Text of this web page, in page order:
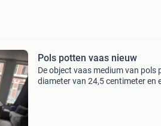
Pols potten vaas nieuw
De object vaas medium van pols
diameter van 24,5 centimeter en